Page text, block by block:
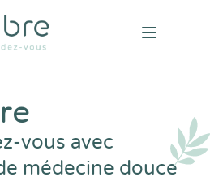
Open
vous avec
médecine douce